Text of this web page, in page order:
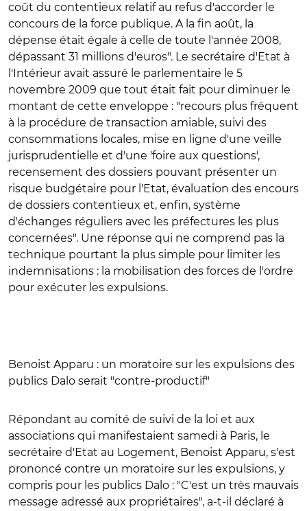
coût du contentieux relatif au refus d'accorder le
concours de la force publique. A la fin août, la
dépense était égale à celle de toute l'année 2008,
dépassant 31 millions d'euros". Le secrétaire d'Etat à
l'Intérieur avait assuré le parlementaire le 5
novembre 2009 que tout était fait pour diminuer le
montant de cette enveloppe : "recours plus fréquent
à la procédure de transaction amiable, suivi des
consommations locales, mise en ligne d'une veille
jurisprudentielle et d'une 'foire aux questions',
recensement des dossiers pouvant présenter un
risque budgétaire pour l'Etat, évaluation des encours
de dossiers contentieux et, enfin, système
d'échanges réguliers avec les préfectures les plus
concernées". Une réponse qui ne comprend pas la
technique pourtant la plus simple pour limiter les
indemnisations : la mobilisation des forces de l'ordre
pour exécuter les expulsions.
Benoist Apparu : un moratoire sur les expulsions des
publics Dalo serait "contre-productif"
Répondant au comité de suivi de la loi et aux
associations qui manifestaient samedi à Paris, le
secrétaire d'Etat au Logement, Benoist Apparu, s'est
prononcé contre un moratoire sur les expulsions, y
compris pour les publics Dalo : "C'est un très mauvais
message adressé aux propriétaires", a-t-il déclaré à